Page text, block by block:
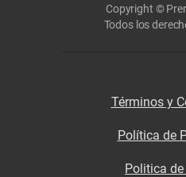
Copyright ©
Todos los
Términos y
Política de
Politica